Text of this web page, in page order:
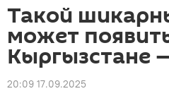
Такой
может
Кыргызстане
20:09 17.09.2025